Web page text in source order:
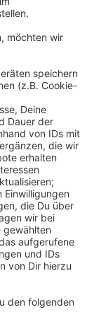
der
noch
bis 14 Uhr
ohnehin
ganze
dem
eine
sich dafür